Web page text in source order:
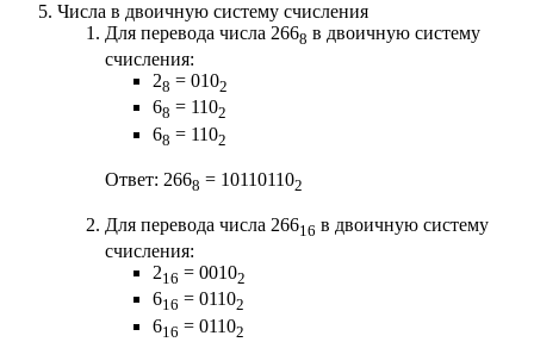
Числа в двоичную систему счисления
Для перевода числа 2668 в двоичную систему
счисления:
28 = 0102
68 = 1102
68 = 1102
Ответ: 2668 = 101101102
Для перевода числа 26616 в двоичную систему
счисления:
216 = 00102
616 = 01102
616 = 01102